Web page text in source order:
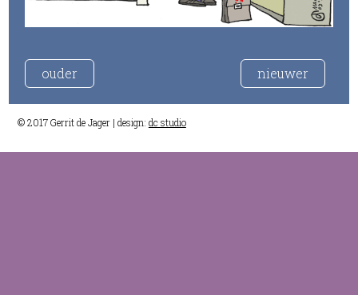
ouder nieuwer
© 2017 Gerrit de Jager | design: dc studio